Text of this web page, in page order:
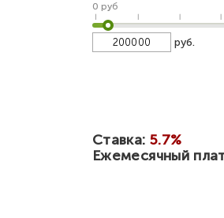
0 руб
руб.
Ставка: 5.7%
Ежемесячный